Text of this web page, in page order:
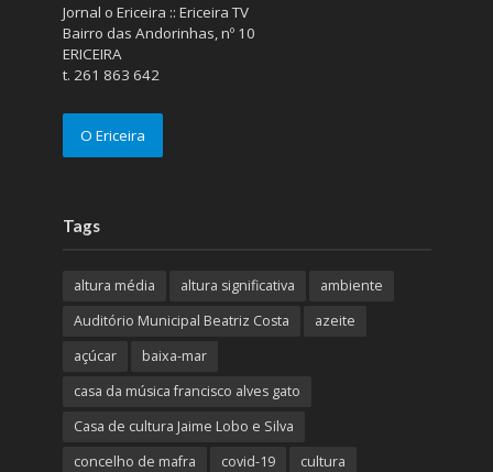
Jornal o Ericeira :: Ericeira TV
Bairro das Andorinhas, nº 10
ERICEIRA
t. 261 863 642
O Ericeira
Tags
altura média altura significativa
ambiente
Auditório Municipal Beatriz Costa
azeite
açúcar
baixa-mar
casa da música francisco alves gato
Casa de cultura Jaime Lobo e Silva
concelho de mafra
covid-19
cultura